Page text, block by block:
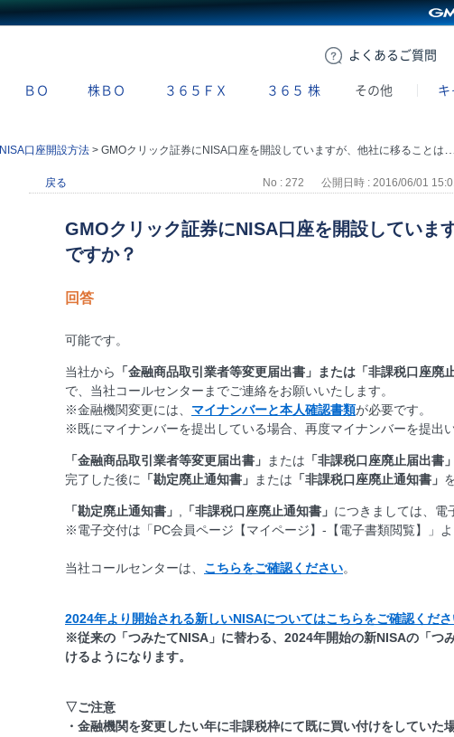
よくある ご質問
ＢＯ 株ＢＯ ３６５ＦＸ ３６５ 株 その他 キ
NISA口座開設方法 > GMOクリック証券にNISA口座を開設していますが、他社に移ることは可能ですか？
戻る No : 272 公開日時 : 2016/06/01
GMOクリック証券にNISA口座を開設していま
ですか？
回答
可能です。
当社から 「金融商品取引業者等変更届出書」または「非課税口座廃
で、当社コールセンターまでご連絡をお願いいたします。
※金融機関変更には、 マイナンバーと本人確認書類が必要です。
※既にマイナンバーを提出している場合、再度マイナンバーを提出
「金融商品取引業者等変更届出書」 または 「非課税口座廃止届出書」
完了した後に
「勘定廃止通知書」 または 「非課税口座廃止通知書」
「勘定廃止通知書」 「非課税口座廃止通知書」 につきましては、電
※電子交付は「PC会員ページ【マイページ】-【電子書類閲覧】」よ
当社コールセンターは、 こちらをご確認ください。
2024年より開始される新しいNISAについてはこちらをご確認くださ
※従来の「つみたてNISA」に替わる、2024年開始の新NISAの「つ
けるようになります。
▽ご注意
・金融機関を変更したい年に非課税枠にて既に買い付けをしていた